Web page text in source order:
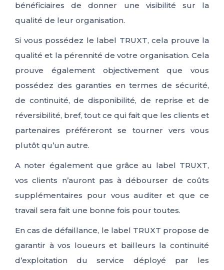
bénéficiaires de donner une visibilité sur la
qualité de leur organisation.
Si vous possédez le label TRUXT, cela prouve la
qualité et la pérennité de votre organisation. Cela
prouve également objectivement que vous
possédez des garanties en termes de sécurité,
de continuité, de disponibilité, de reprise et de
réversibilité, bref, tout ce qui fait que les clients et
partenaires préféreront se tourner vers vous
plutôt qu’un autre.
A noter également que grâce au label TRUXT,
vos clients n’auront pas à débourser de coûts
supplémentaires pour vous auditer et que ce
travail sera fait une bonne fois pour toutes.
En cas de défaillance, le label TRUXT propose de
garantir à vos loueurs et bailleurs la continuité
d’exploitation du service déployé par les